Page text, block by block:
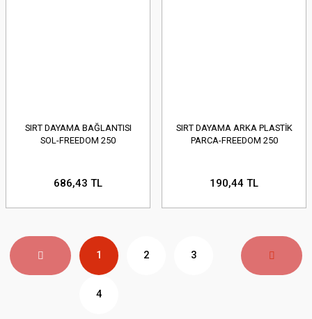
SIRT DAYAMA BAĞLANTISI
SOL-FREEDOM 250
686,43 TL
SIRT DAYAMA ARKA PLASTİK
PARCA-FREEDOM 250
190,44 TL
1 2 3
4